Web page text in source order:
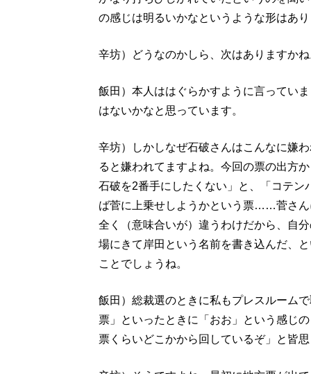
の感じは明るいかなというような形はあ
辛坊）どうなのかしら、次はありますか
飯田）本人ははぐらかすように言ってい
はないかなと思っています。
辛坊）しかしなぜ石破さんはこんなに嫌
ると嫌われてますよね。今回の票の出方
石破を2番手にしたくない」と、「コテ
ば菅に上乗せしようかという票……菅さ
全く（意味合いが）違うわけだから、自
場にきて岸田という名前を書き込んだ、
ことでしょうね。
飯田）総裁選のときに私もプレスルーム
票」といったときに「おお」という感じ
票くらいどこかから回しているぞ」と皆